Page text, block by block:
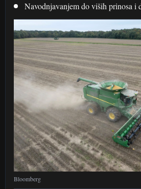
Navodnjavanjem do viših prinosa i
Bloomberg